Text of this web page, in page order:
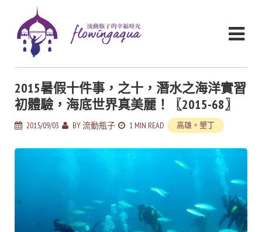
2015暑假十件事，之十，潛水之海洋實習
初體驗，海底世界真美麗！〖2015-68〗
2015/09/03 BY流動瓶子 1 MIN READ 高雄。墾丁